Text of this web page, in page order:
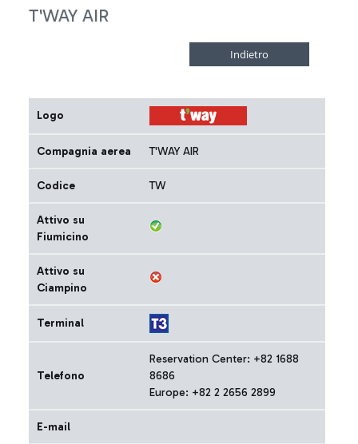
T'WAY AIR
Logo
Compagnia aerea T'WAY AIR
Codice TW
Attivo su
Fiumicino
Attivo su
Ciampino
Terminal
Telefono
Reservation Center: +82 1688
8686
Europe: +82 2 2656 2899
E-mail